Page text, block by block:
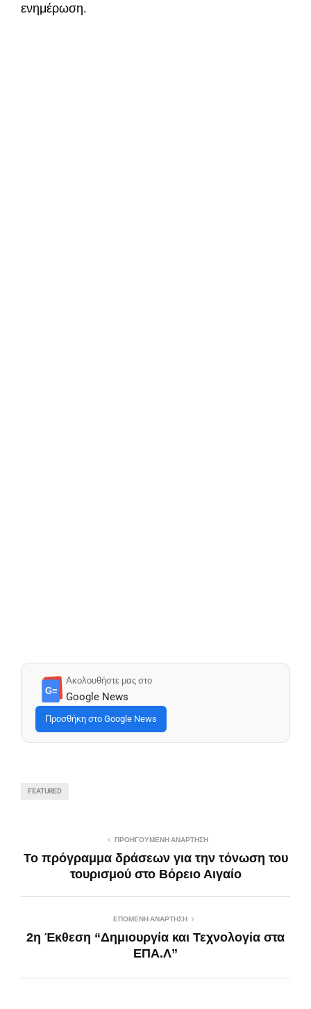
ενημέρωση.
G≡
Ακολουθήστε μας στο
Google News
Προσθήκη στο Google News
FEATURED
ΠΡΟΗΓΟΎΜΕΝΗ ΑΝΆΡΤΗΣΗ
Το πρόγραμμα δράσεων για την τόνωση του
τουρισμού στο Βόρειο Αιγαίο
ΕΠΌΜΕΝΗ ΑΝΆΡΤΗΣΗ
2η Έκθεση “Δημιουργία και Τεχνολογία στα
ΕΠΑ.Λ”